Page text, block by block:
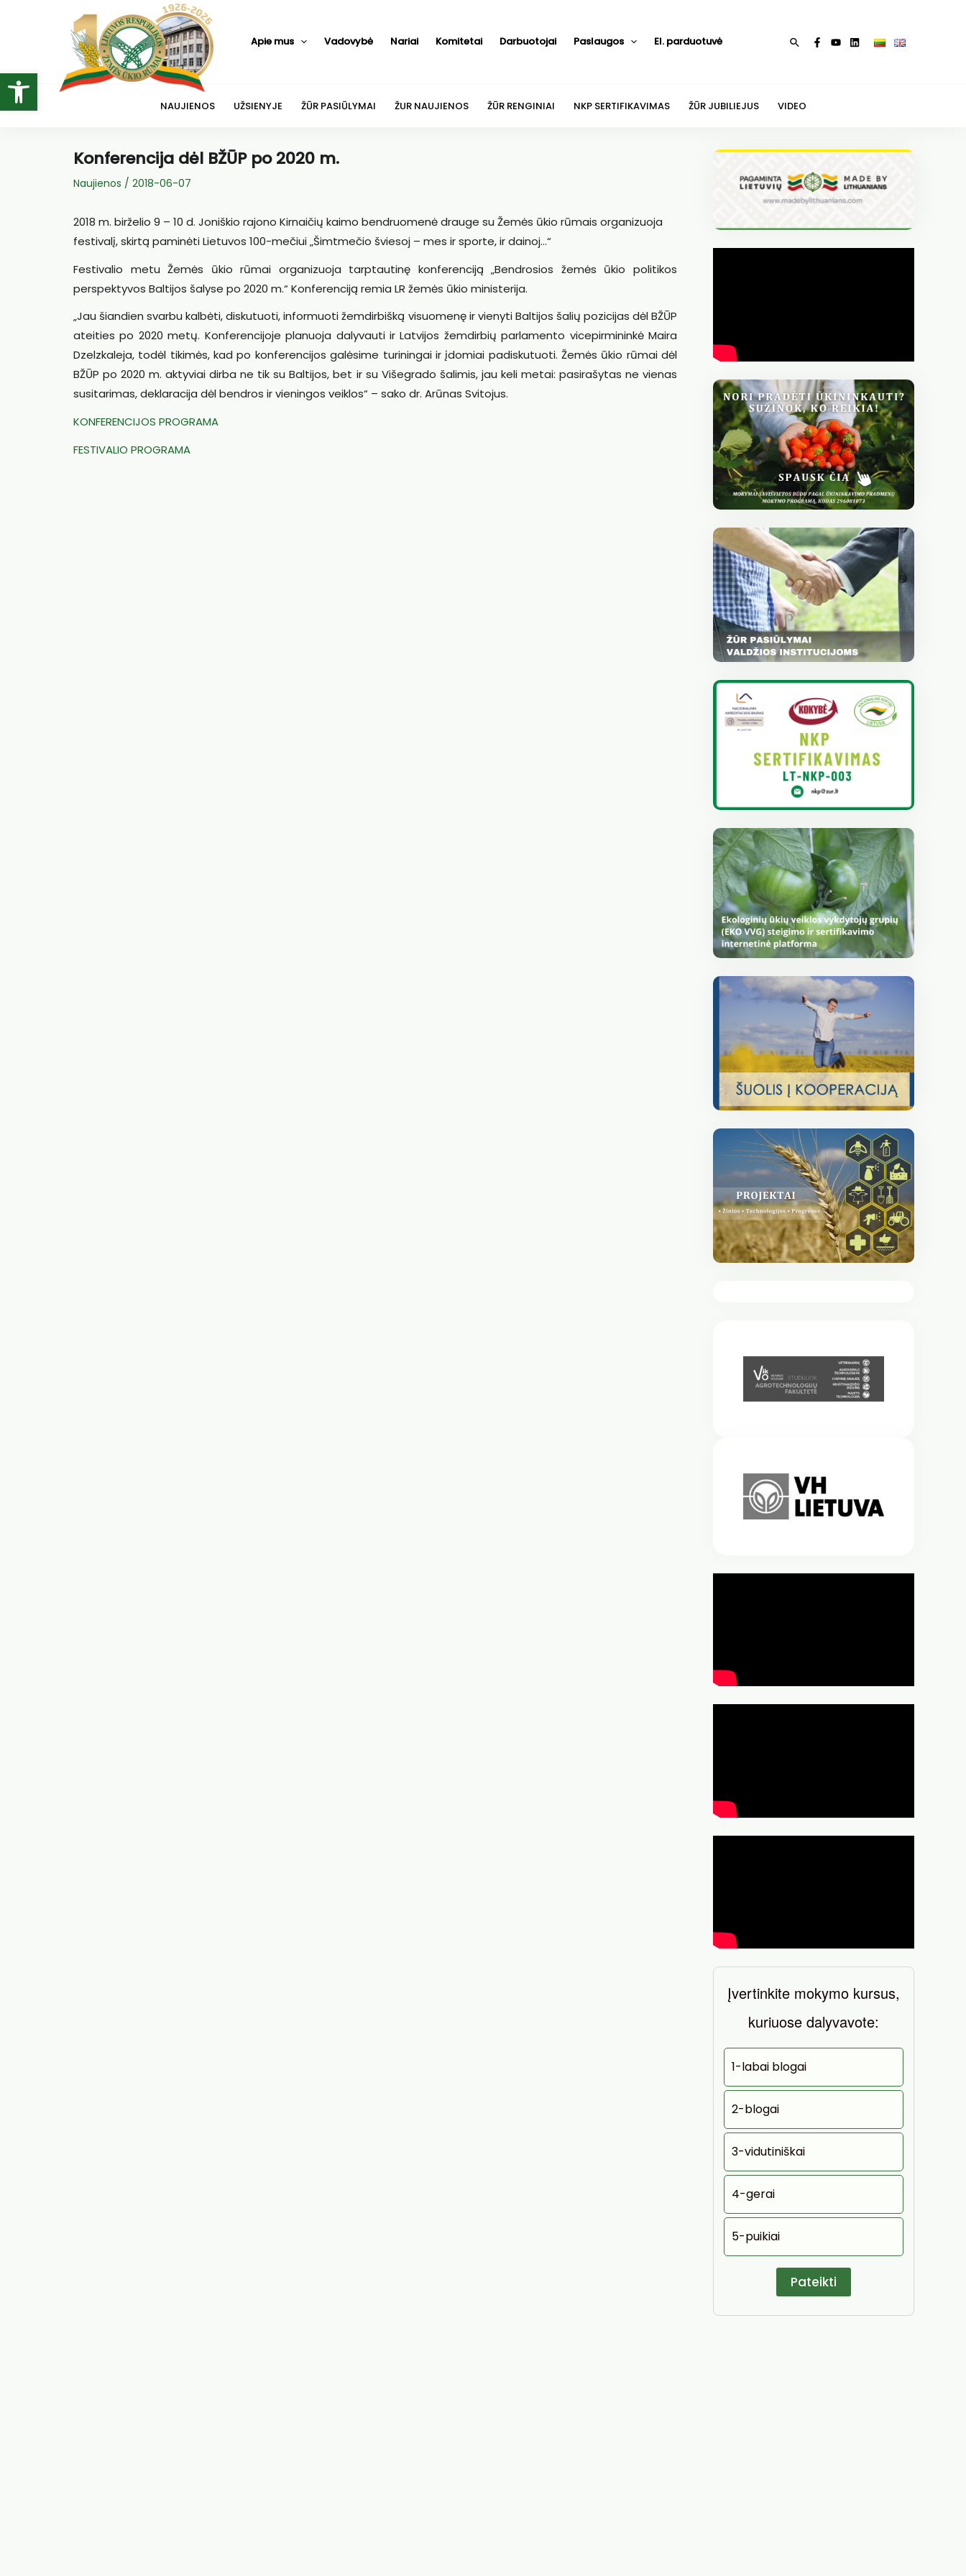
Open toolbar
Apie mus Vadovybė Nariai Komitetai Darbuotojai Paslaugos El. parduotuvė Paieška
NAUJIENOS UŽSIENYJE ŽŪR PASIŪLYMAI ŽUR NAUJIENOS ŽŪR RENGINIAI NKP SERTIFIKAVIMAS ŽŪR JUBILIEJUS VIDEO
Konferencija dėl BŽŪP po 2020 m.
Naujienos / 2018-06-07
2018 m. birželio 9 – 10 d. Joniškio rajono Kirnaičių kaimo bendruomenė drauge su Žemės ūkio rūmais organizuoja
festivalį, skirtą paminėti Lietuvos 100-mečiui „Šimtmečio šviesoj – mes ir sporte, ir dainoj…“
Festivalio metu Žemės ūkio rūmai organizuoja tarptautinę konferenciją „Bendrosios žemės ūkio politikos
perspektyvos Baltijos šalyse po 2020 m.“ Konferenciją remia LR žemės ūkio ministerija.
„Jau šiandien svarbu kalbėti, diskutuoti, informuoti žemdirbišką visuomenę ir vienyti Baltijos šalių pozicijas dėl BŽŪP
ateities po 2020 metų. Konferencijoje planuoja dalyvauti ir Latvijos žemdirbių parlamento vicepirmininkė Maira
Dzelzkaleja, todėl tikimės, kad po konferencijos galėsime turiningai ir įdomiai padiskutuoti. Žemės ūkio rūmai dėl
BŽŪP po 2020 m. aktyviai dirba ne tik su Baltijos, bet ir su Višegrado šalimis, jau keli metai: pasirašytas ne vienas
susitarimas, deklaracija dėl bendros ir vieningos veiklos“ – sako dr. Arūnas Svitojus.
KONFERENCIJOS PROGRAMA
FESTIVALIO PROGRAMA
Įvertinkite mokymo kursus,
kuriuose dalyvavote:
1-labai blogai
2-blogai
3-vidutiniškai
4-gerai
5-puikiai